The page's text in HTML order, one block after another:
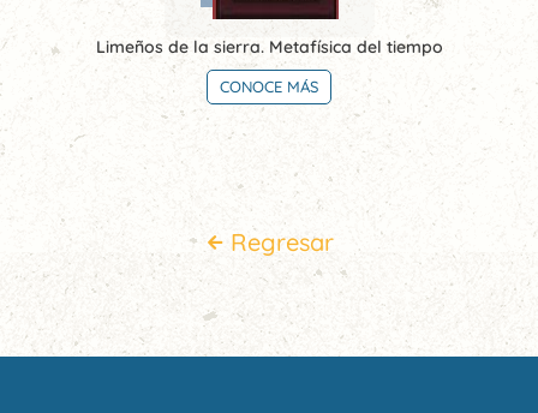
Limeños de la sierra. Metafísica del tiempo
CONOCE MÁS
Regresar